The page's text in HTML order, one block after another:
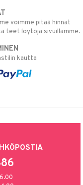
voimme pitää hinnat
teet löytöjä sivuillamme.
kautta